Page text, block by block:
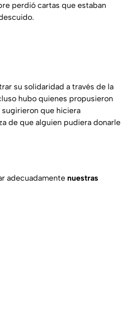
perdió cartas que estaban
su solidaridad a través de la
hubo quienes propusieron
que hiciera
de que alguien pudiera donarle
adecuadamente nuestras